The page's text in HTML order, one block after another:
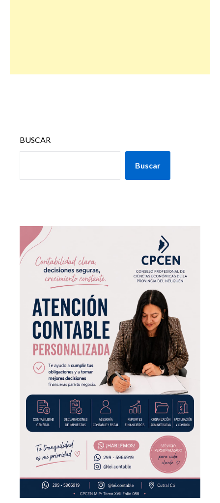
BUSCAR
Buscar